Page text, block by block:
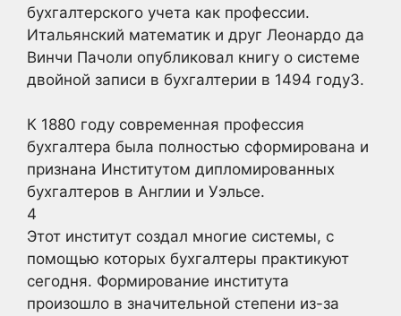
бухгалтерского учета как профессии.
Итальянский математик и друг Леонардо да
Винчи Пачоли опубликовал книгу о системе
двойной записи в бухгалтерии в 1494 году3.
К 1880 году современная профессия
бухгалтера была полностью сформирована и
признана Институтом дипломированных
бухгалтеров в Англии и Уэльсе.
4
Этот институт создал многие системы, с
помощью которых бухгалтеры практикуют
сегодня. Формирование института
произошло в значительной степени из-за